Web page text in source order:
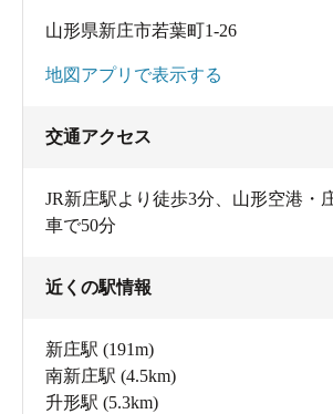
山形県新庄市若葉町1-26
地図アプリで表示する
交通アクセス
JR新庄駅より徒歩3分、山形空港・
車で50分
近くの駅情報
新庄駅 (191m)
南新庄駅 (4.5km)
升形駅 (5.3km)